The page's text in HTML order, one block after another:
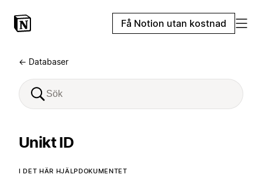
Få Notion utan kostnad
← Databaser
Unikt ID
I DET HÄR HJÄLPDOKUMENTET